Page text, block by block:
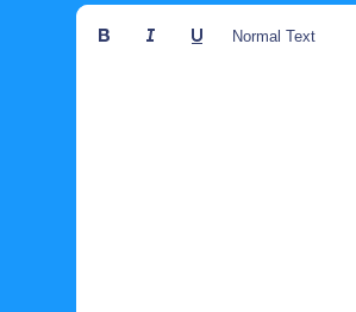
Normal Text